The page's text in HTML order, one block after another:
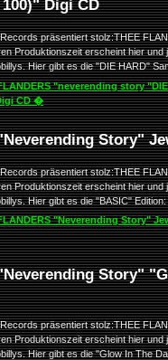
Digi CD
präsentiert stolz:THEE
Produktionszeit erscheint hier und
Hier gibt es die "DIE HARD"
"neverending story
CD �
Story"
präsentiert stolz:THEE
Produktionszeit erscheint hier und
Hier gibt es die "BASIC" Edition:
"Neverending Story"
Story"
präsentiert stolz:THEE
Produktionszeit erscheint hier und
Hier gibt es die "Glow In The